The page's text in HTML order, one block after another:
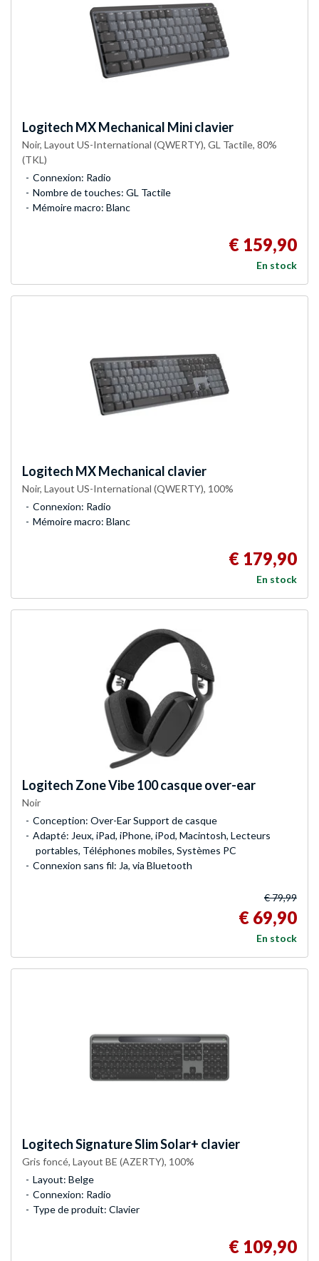
Logitech MX Mechanical Mini clavier
Noir, Layout US-International (QWERTY), GL Tactile, 80%
(TKL)
Connexion: Radio
Nombre de touches: GL Tactile
Mémoire macro: Blanc
€ 159,90
En stock
Logitech MX Mechanical clavier
Noir, Layout US-International (QWERTY), 100%
Connexion: Radio
Mémoire macro: Blanc
€ 179,90
En stock
Logitech Zone Vibe 100 casque over-ear
Noir
Conception: Over-Ear Support de casque
Adapté: Jeux, iPad, iPhone, iPod, Macintosh, Lecteurs
portables, Téléphones mobiles, Systèmes PC
Connexion sans fil: Ja, via Bluetooth
€ 79,99
€ 69,90
En stock
LogitechSignature Slim Solar+ clavier
Gris foncé, Layout BE (AZERTY), 100%
Layout: Belge
Connexion: Radio
Type de produit: Clavier
€ 109,90